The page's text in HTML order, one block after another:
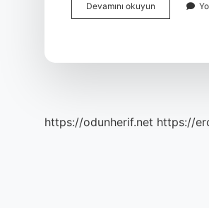
Devamını okuyun
Makyajı
https://odunherif.net https://